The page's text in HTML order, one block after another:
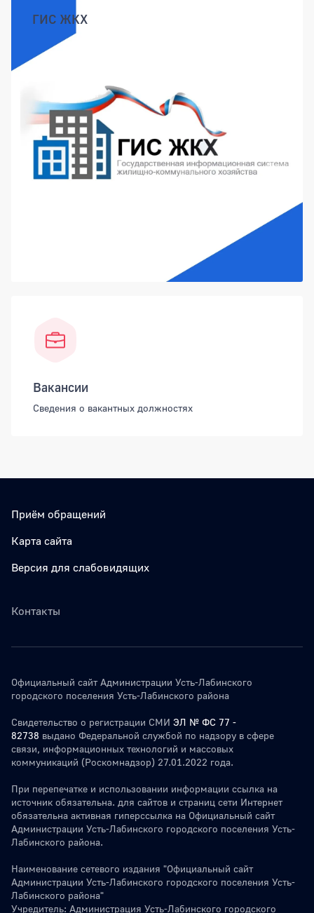
ГИС ЖКХ
Вакансии
Сведения о вакантных должностях
Приём обращений
Карта сайта
Версия для слабовидящих
Контакты
Официальный сайт Администрации Усть-Лабинского
городского поселения Усть-Лабинского района
Свидетельство о регистрации СМИ ЭЛ № ФС 77 -
82738 выдано Федеральной службой по надзору в сфере
связи, информационных технологий и массовых
коммуникаций (Роскомнадзор) 27.01.2022 года.
При перепечатке и использовании информации ссылка на
источник обязательна. для сайтов и страниц сети Интернет
обязательна активная гиперссылка на Официальный сайт
Администрации Усть-Лабинского городского поселения Усть-
Лабинского района.
Наименование сетевого издания "Официальный сайт
Администрации Усть-Лабинского городского поселения Усть-
Лабинского района"
Учредитель: Администрация Усть-Лабинского городского